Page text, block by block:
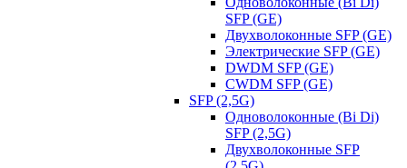
SFP (GE)
Двухволоконные SFP (GE)
Электрические SFP (GE)
DWDM SFP (GE)
CWDM SFP (GE)
SFP (2,5G)
Одноволоконные (Bi Di)
SFP (2,5G)
Двухволоконные SFP